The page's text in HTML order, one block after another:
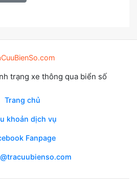
trạng xe thông qua biển số
Trang chủ
khoản dịch vụ
Fanpage